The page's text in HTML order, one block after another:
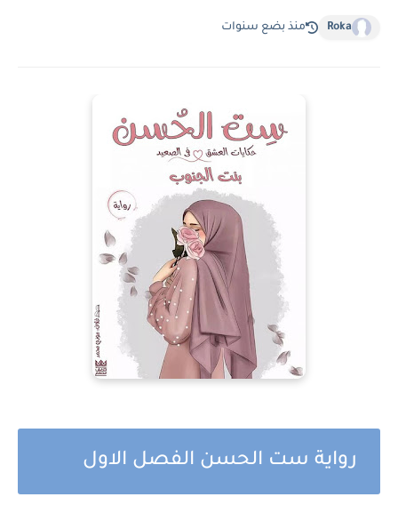
Roka منذ بضع سنوات
رواية ست الحسن الفصل الاول